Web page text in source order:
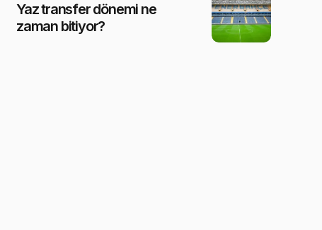
Yaz transfer dönemi ne
zaman bitiyor?